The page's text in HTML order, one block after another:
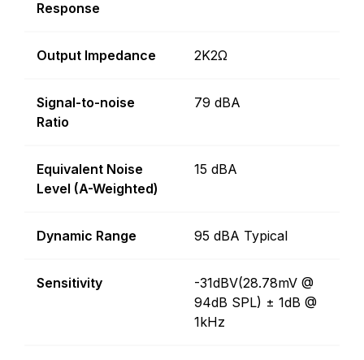
Response
Output Impedance 2K2Ω
Signal-to-noise
Ratio
79 dBA
Equivalent Noise
Level (A-Weighted)
15 dBA
Dynamic Range 95 dBA Typical
Sensitivity
-31dBV(28.78mV @
94dB SPL) ± 1dB @
1kHz